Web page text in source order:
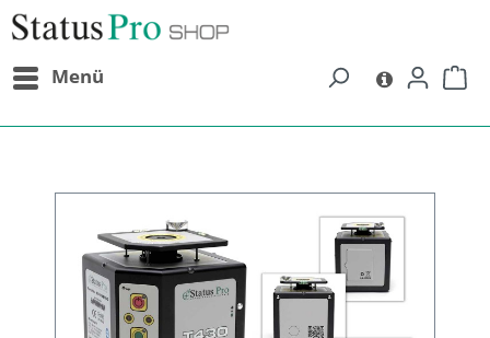
springen
Menü